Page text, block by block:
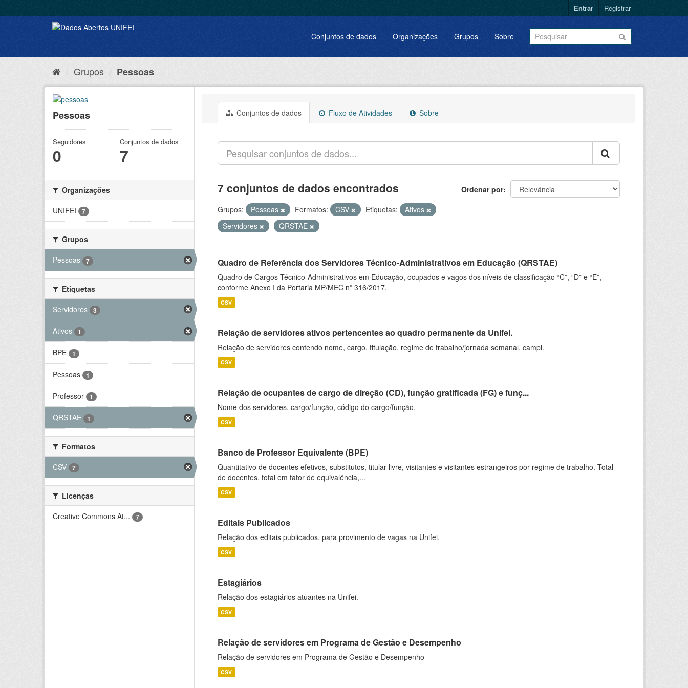
Entrar Registrar
Conjuntos de dados Organizações Grupos Sobre
Grupos Pessoas
Pessoas
Seguidores
0
Conjuntos de dados
7
Organizações
UNIFEI
7
Grupos
Pessoas
7
Etiquetas
Servidores
3
Ativos 1
BPE 1
Pessoas 1
Professor 1
QRSTAE 1
Formatos
CSV
7
Licenças
Creative Commons At...
7
Conjuntos de dados Fluxo de Atividades Sobre
Ordenar por
7 conjuntos de dados encontrados
Grupos: Pessoas Formatos: CSV Etiquetas:
Ativos
Servidores
QRSTAE
Quadro de Referência dos Servidores Técnico-Administrativos em Educação (QRSTAE)
Quadro de Cargos Técnico-Administrativos em Educação, ocupados e vagos dos níveis de classificação “C”, “D” e “E”,
conforme Anexo I da Portaria MP/MEC nº 316/2017.
CSV
Relação de servidores ativos pertencentes ao quadro permanente da Unifei.
Relação de servidores contendo nome, cargo, titulação, regime de trabalho/jornada semanal, campi.
CSV
Relação de ocupantes de cargo de direção (CD), função gratificada (FG) e funç...
Nome dos servidores, cargo/função, código do cargo/função.
CSV
Banco de Professor Equivalente (BPE)
Quantitativo de docentes efetivos, substitutos, titular-livre, visitantes e visitantes estrangeiros por regime de trabalho. Total
de docentes, total em fator de equivalência,...
CSV
Editais Publicados
Relação dos editais publicados, para provimento de vagas na Unifei.
CSV
Estagiários
Relação dos estagiários atuantes na Unifei.
CSV
Relação de servidores em Programa de Gestão e Desempenho
Relação de servidores em Programa de Gestão e Desempenho
CSV